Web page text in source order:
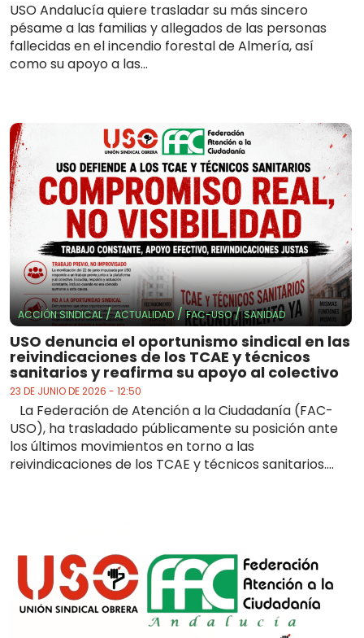
USO Andalucía quiere trasladar su más sincero
pésame a las familias y allegados de las personas
fallecidas en el incendio forestal de Almería, así
como su apoyo a las...
ACCIÓN SINDICAL/ACTUALIDAD/FAC-USO/SANIDAD
USO denuncia el oportunismo sindical en las
reivindicaciones de los TCAE y técnicos
sanitarios y reafirma su apoyo al colectivo
23 DE JUNIO DE 2026 - 12:50
La Federación de Atención a la Ciudadanía (FAC-
USO), ha trasladado públicamente su posición ante
los últimos movimientos en torno a las
reivindicaciones de los TCAE y técnicos sanitarios....